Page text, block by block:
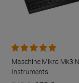
Maschine Mikro Mk3
Instruments